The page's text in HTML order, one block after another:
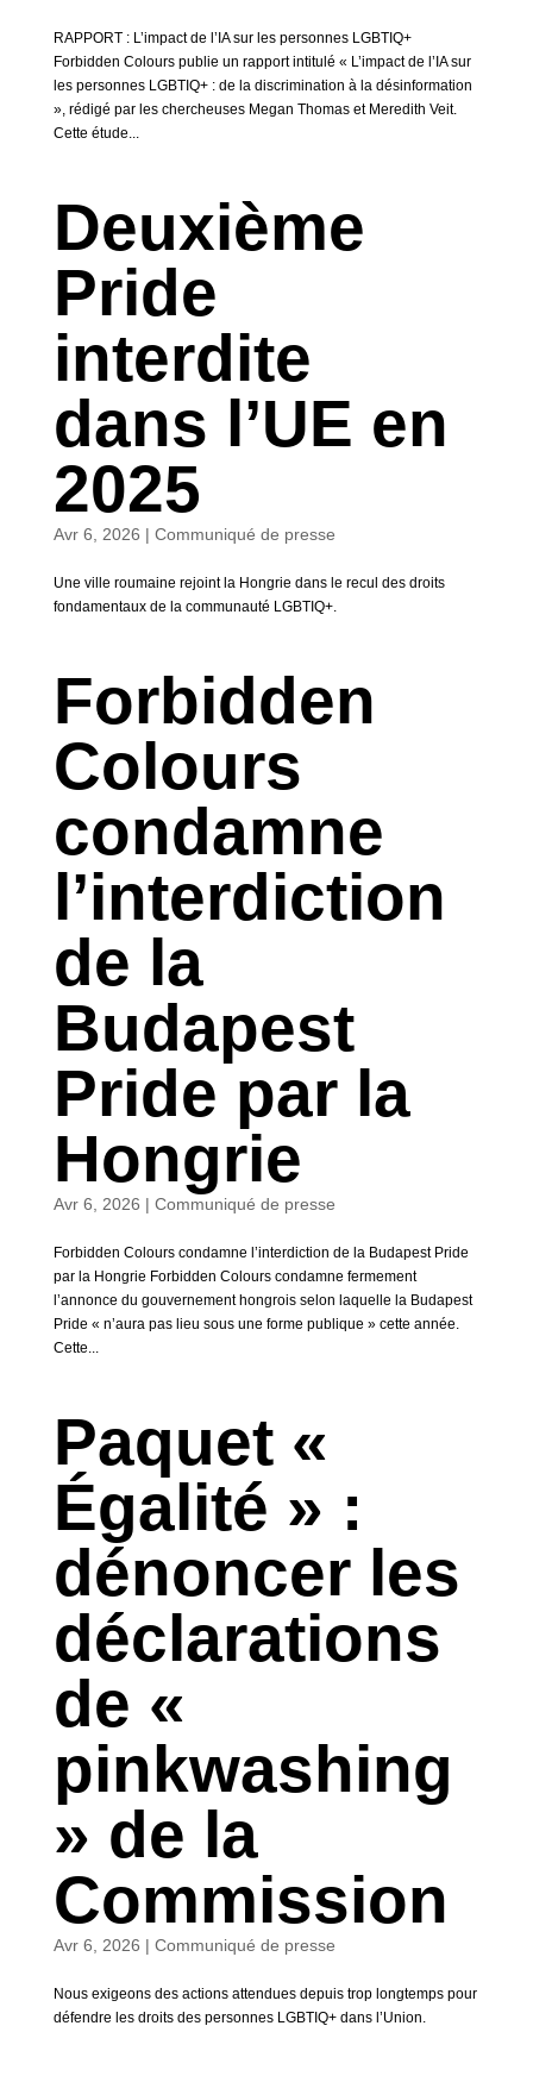
RAPPORT : L’impact de l’IA sur les personnes LGBTIQ+
Forbidden Colours publie un rapport intitulé « L’impact de l’IA sur
les personnes LGBTIQ+ : de la discrimination à la désinformation
», rédigé par les chercheuses Megan Thomas et Meredith Veit.
Cette étude...
Deuxième
Pride
interdite
dans l’UE en
2025
Avr 6, 2026 | Communiqué de presse
Une ville roumaine rejoint la Hongrie dans le recul des droits
fondamentaux de la communauté LGBTIQ+.
Forbidden
Colours
condamne
l’interdiction
de la
Budapest
Pride par la
Hongrie
Avr 6, 2026 | Communiqué de presse
Forbidden Colours condamne l’interdiction de la Budapest Pride
par la Hongrie Forbidden Colours condamne fermement
l’annonce du gouvernement hongrois selon laquelle la Budapest
Pride « n’aura pas lieu sous une forme publique » cette année.
Cette...
Paquet «
Égalité » :
dénoncer les
déclarations
de «
pinkwashing
» de la
Commission
Avr 6, 2026 | Communiqué de presse
Nous exigeons des actions attendues depuis trop longtemps pour
défendre les droits des personnes LGBTIQ+ dans l’Union.